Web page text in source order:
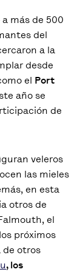
más de 500
del
a la
desde
el Port
año se
de
veleros
las mieles
en esta
otros de
el
próximos
de otros
, los